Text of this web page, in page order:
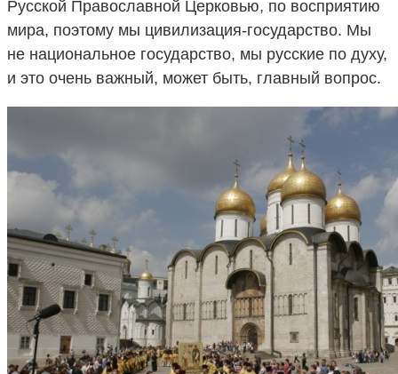
Русской Православной Церковью, по восприятию
мира, поэтому мы цивилизация-государство. Мы
не национальное государство, мы русские по духу,
и это очень важный, может быть, главный вопрос.